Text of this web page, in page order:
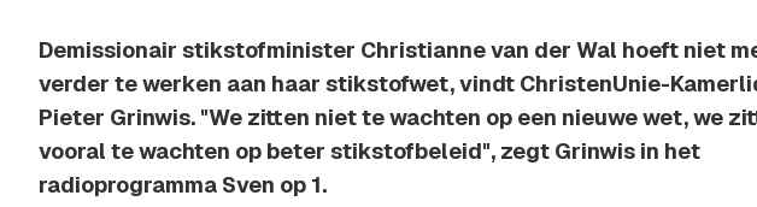
Demissionair stikstofminister Christianne van der Wal hoeft niet
verder te werken aan haar stikstofwet, vindt ChristenUnie-
Pieter Grinwis. "We zitten niet te wachten op een nieuwe wet, we
vooral te wachten op beter stikstofbeleid", zegt Grinwis in het
radioprogramma Sven op 1.